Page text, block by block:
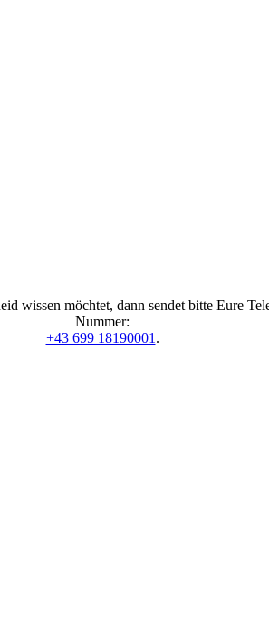
wissen möchtet, dann sendet bitte Eure
Nummer:
+43 699 18190001 .